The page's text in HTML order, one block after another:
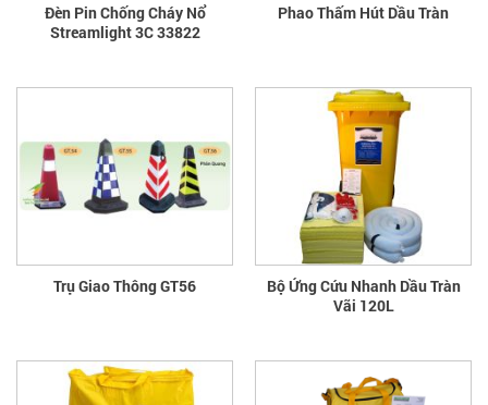
Đèn Pin Chống Cháy Nổ
Streamlight 3C 33822
Phao Thấm Hút Dầu Tràn
Trụ Giao Thông GT56
Bộ Ứng Cứu Nhanh Dầu Tràn
Vãi 120L